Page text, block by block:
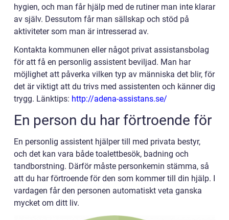
hygien, och man får hjälp med de rutiner man inte klarar
av själv. Dessutom får man sällskap och stöd på
aktiviteter som man är intresserad av.
Kontakta kommunen eller något privat assistansbolag
för att få en personlig assistent beviljad. Man har
möjlighet att påverka vilken typ av människa det blir, för
det är viktigt att du trivs med assistenten och känner dig
trygg. Länktips: http://adena-assistans.se/
En person du har förtroende för
En personlig assistent hjälper till med privata bestyr,
och det kan vara både toalettbesök, badning och
tandborstning. Därför måste personkemin stämma, så
att du har förtroende för den som kommer till din hjälp. I
vardagen får den personen automatiskt veta ganska
mycket om ditt liv.